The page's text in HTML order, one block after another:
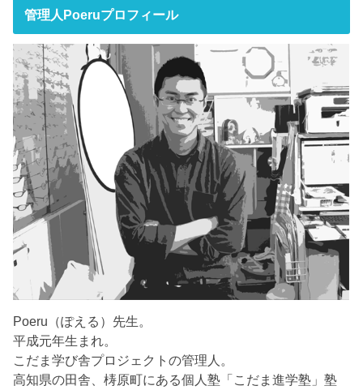
管理人Poeruプロフィール
Poeru（ぽえる）先生。
平成元年生まれ。
こだま学び舎プロジェクトの管理人。
高知県の田舎、梼原町にある個人塾「こだま進学塾」塾